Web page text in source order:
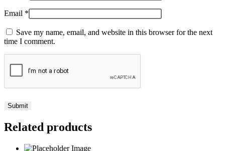
Email *
Save my name, email, and website in this browser for the next
time I comment.
Related products